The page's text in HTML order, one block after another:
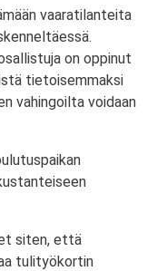
vaaratilanteita
on oppinut
tietoisemmaksi
vahingoilta voidaan
siten, että
tulityökortin